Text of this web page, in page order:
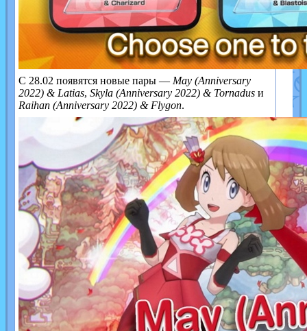
С 28.02 появятся новые пары — May (Anniversary
2022) & Latias, Skyla (Anniversary 2022) & Tornadusи
Raihan (Anniversary 2022) & Flygon.